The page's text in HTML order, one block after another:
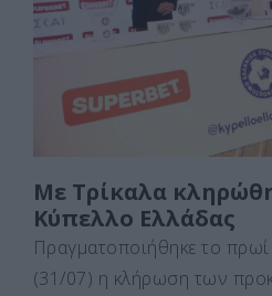
o n ίτ
Με Τρίκαλα
Κύπελλο Ελλάδας
Πραγματοποιήθηκε το
(31/07) η κλήρωση των